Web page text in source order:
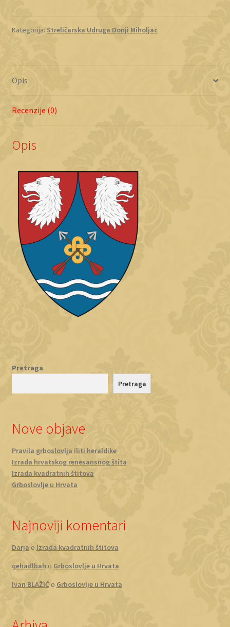
količina
Kategorija: Streličarska Udruga Donji Miholjac
Opis
Recenzije (0)
Opis
Pretraga
Pretraga
Nove objave
Pravila grboslovlja iliti heraldike
Izrada hrvatskog renesansnog štita
Izrada kvadratnih štitova
Grboslovlje u Hrvata
Najnoviji komentari
Darja o Izrada kvadratnih štitova
qehadlbah o Grboslovlje u Hrvata
Ivan BLAŽIĆo Grboslovlje u Hrvata